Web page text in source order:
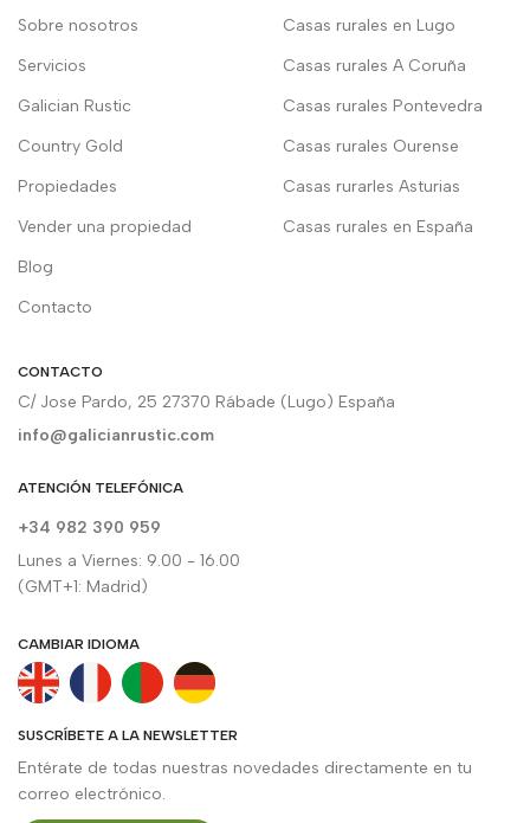
Sobre nosotros
Servicios
Galician Rustic
Country Gold
Propiedades
Vender una propiedad
Blog
Contacto
Casas rurales en Lugo
Casas rurales A Coruña
Casas rurales Pontevedra
Casas rurales Ourense
Casas rurarles Asturias
Casas rurales en España
CONTACTO
C/ Jose Pardo, 25 27370 Rábade (Lugo) España
info@galicianrustic.com
ATENCIÓN TELEFÓNICA
+34 982 390 959
Lunes a Viernes: 9.00 - 16.00
(GMT+1: Madrid)
CAMBIAR IDIOMA
SUSCRÍBETE A LA NEWSLETTER
Entérate de todas nuestras novedades directamente en tu
correo electrónico.